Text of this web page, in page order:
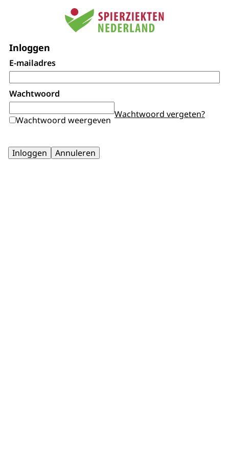
Inloggen
E-mailadres
Wachtwoord
Wachtwoord weergeven
Wachtwoord vergeten?
Inloggen Annuleren